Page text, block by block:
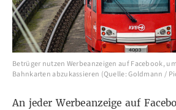
Betrüger nutzen Werbeanzeigen auf Facebook,
Bahnkarten abzukassieren (Quelle: Goldmann /
An jeder Werbeanzeige auf